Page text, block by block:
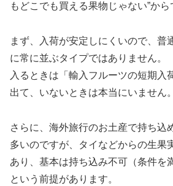
もどこでも買える果物じゃない”から
まず、入荷が安定しにくいので、普
に常に並ぶタイプではありません。
入るときは「輸入フルーツの短期入
出て、いないときは本当にいません。
さらに、海外旅行のお土産で持ち込
多いのですが、タイなどからの生果
あり、基本は持ち込み不可（条件を
という前提があります。